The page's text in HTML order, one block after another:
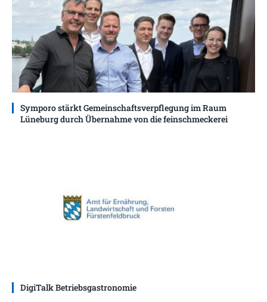
Symporo stärkt Gemeinschaftsverpflegung im Raum
Lüneburg durch Übernahme von die feinschmeckerei
DigiTalk Betriebsgastronomie